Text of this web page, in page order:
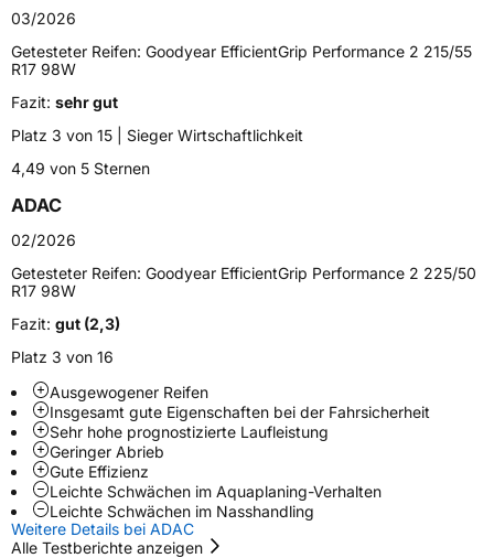
Verwendung
Modellname EfficientGrip Performance 2
Fahrzeugart
Weitere Eigenschaften
Zustand
ElektroJa
EU Label
Effizienz A
NasshaftungA
Rollgeräusch (Klasse) A
03/2026
Getesteter Reifen: Goodyear EfficientGrip Performance 2 215/55
R17 98W
Fazit: sehr gut
Platz 3 von 15 | Sieger Wirtschaftlichkeit
4,49 von 5 Sternen
ADAC
02/2026
Getesteter Reifen: Goodyear EfficientGrip Performance 2 225/50
R17 98W
Fazit: gut (2,3)
Platz 3 von 16
Ausgewogener Reifen
Insgesamt gute Eigenschaften bei der Fahrsicherheit
Sehr hohe prognostizierte Laufleistung
Geringer Abrieb
Gute Effizienz
Leichte Schwächen im Aquaplaning-Verhalten
Leichte Schwächen im Nasshandling
Weitere Details bei ADAC
Alle Testberichte anzeigen